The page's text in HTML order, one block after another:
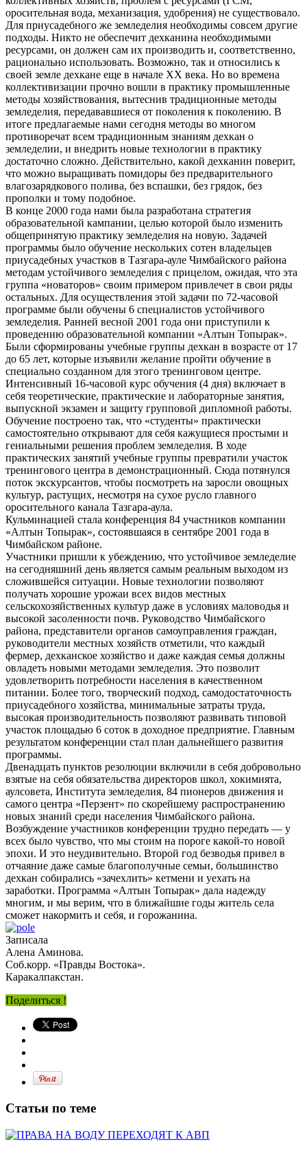
оросительная вода, механизация, удобрения) не существовало.
Для приусадебного же земледелия необходимы совсем другие
подходы. Никто не обеспечит дехканина необходимыми
ресурсами, он должен сам их производить и, соответственно,
рационально использовать. Возможно, так и относились к
своей земле дехкане еще в начале ХХ века. Но во времена
коллективизации прочно вошли в практику промышленные
методы хозяйствования, вытеснив традиционные методы
земледелия, передававшиеся от поколения к поколению. В
итоге предлагаемые нами сегодня методы во многом
противоречат всем традиционным знаниям дехкан о
земледелии, и внедрить новые технологии в практику
достаточно сложно. Действительно, какой дехканин поверит,
что можно выращивать помидоры без предварительного
влагозарядкового полива, без вспашки, без грядок, без
прополки и тому подобное.
В конце 2000 года нами была разработана стратегия
образовательной кампании, целью которой было изменить
общепринятую практику земледелия на новую. Задачей
программы было обучение нескольких сотен владельцев
приусадебных участков в Тазгара-ауле Чимбайского района
методам устойчивого земледелия с прицелом, ожидая, что эта
группа «новаторов» своим примером привлечет в свои ряды
остальных. Для осуществления этой задачи по 72-часовой
программе были обучены 6 специалистов устойчивого
земледелия. Ранней весной 2001 года они приступили к
проведению образовательной компании «Алтын Топырак».
Были сформированы учебные группы дехкан в возрасте от 17
до 65 лет, которые изъявили желание пройти обучение в
специально созданном для этого тренинговом центре.
Интенсивный 16-часовой курс обучения (4 дня) включает в
себя теоретические, практические и лабораторные занятия,
выпускной экзамен и защиту групповой дипломной работы.
Обучение построено так, что «студенты» практически
самостоятельно открывают для себя кажущиеся простыми и
гениальными решения проблем земледелия. В ходе
практических занятий учебные группы превратили участок
тренингового центра в демонстрационный. Сюда потянулся
поток экскурсантов, чтобы посмотреть на заросли овощных
культур, растущих, несмотря на сухое русло главного
оросительного канала Тазгара-аула.
Кульминацией стала конференция 84 участников компании
«Алтын Топырак», состоявшаяся в сентябре 2001 года в
Чимбайском районе.
Участники пришли к убеждению, что устойчивое земледелие
на сегодняшний день является самым реальным выходом из
сложившейся ситуации. Новые технологии позволяют
получать хорошие урожаи всех видов местных
сельскохозяйственных культур даже в условиях маловодья и
высокой засоленности почв. Руководство Чимбайского
района, представители органов самоуправления граждан,
руководители местных хозяйств отметили, что каждый
фермер, дехканское хозяйство и даже каждая семья должны
овладеть новыми методами земледелия. Это позволит
удовлетворить потребности населения в качественном
питании. Более того, творческий подход, самодостаточность
приусадебного хозяйства, минимальные затраты труда,
высокая производительность позволяют развивать типовой
участок площадью 6 соток в доходное предприятие. Главным
результатом конференции стал план дальнейшего развития
программы.
Двенадцать пунктов резолюции включили в себя добровольно
взятые на себя обязательства директоров школ, хокимията,
аулсовета, Института земледелия, 84 пионеров движения и
самого центра «Перзент» по скорейшему распространению
новых знаний среди населения Чимбайского района.
Возбуждение участников конференции трудно передать — у
всех было чувство, что мы стоим на пороге какой-то новой
эпохи. И это неудивительно. Второй год безводья привел в
отчаяние даже самые благополучные семьи, большинство
дехкан собирались «зачехлить» кетмени и уехать на
заработки. Программа «Алтын Топырак» дала надежду
многим, и мы верим, что в ближайшие годы житель села
сможет накормить и себя, и горожанина.
Записала
Алена Аминова.
Соб.корр. «Правды Востока».
Каракалпакстан.
Поделиться !
Статьи по теме